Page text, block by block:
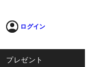
ログイン
プレゼント